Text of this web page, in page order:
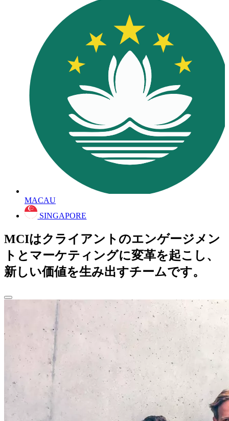
MACAU
SINGAPORE
MCIはクライアントのエンゲージメン
トとマーケティングに変革を起こし、
新しい価値を生み出すチームです。